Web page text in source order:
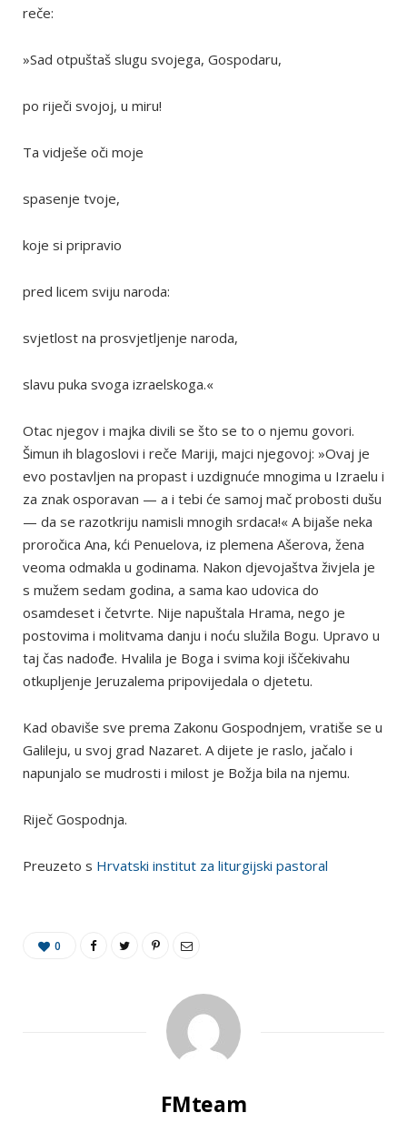
reče:
»Sad otpuštaš slugu svojega, Gospodaru,
po riječi svojoj, u miru!
Ta vidješe oči moje
spasenje tvoje,
koje si pripravio
pred licem sviju naroda:
svjetlost na prosvjetljenje naroda,
slavu puka svoga izraelskoga.«
Otac njegov i majka divili se što se to o njemu govori.
Šimun ih blagoslovi i reče Mariji, majci njegovoj: »Ovaj je
evo postavljen na propast i uzdignuće mnogima u Izraelu i
za znak osporavan — a i tebi će samoj mač probosti dušu
— da se razotkriju namisli mnogih srdaca!« A bijaše neka
proročica Ana, kći Penuelova, iz plemena Ašerova, žena
veoma odmakla u godinama. Nakon djevojaštva živjela je
s mužem sedam godina, a sama kao udovica do
osamdeset i četvrte. Nije napuštala Hrama, nego je
postovima i molitvama danju i noću služila Bogu. Upravo u
taj čas nadođe. Hvalila je Boga i svima koji iščekivahu
otkupljenje Jeruzalema pripovijedala o djetetu.
Kad obaviše sve prema Zakonu Gospodnjem, vratiše se u
Galileju, u svoj grad Nazaret. A dijete je raslo, jačalo i
napunjalo se mudrosti i milost je Božja bila na njemu.
Riječ Gospodnja.
Preuzeto s Hrvatski institut za liturgijski pastoral
0
FMteam